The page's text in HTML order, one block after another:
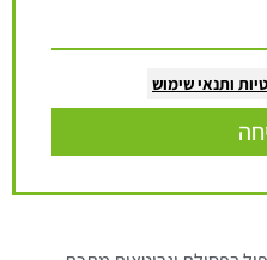
ותנאי שימוש